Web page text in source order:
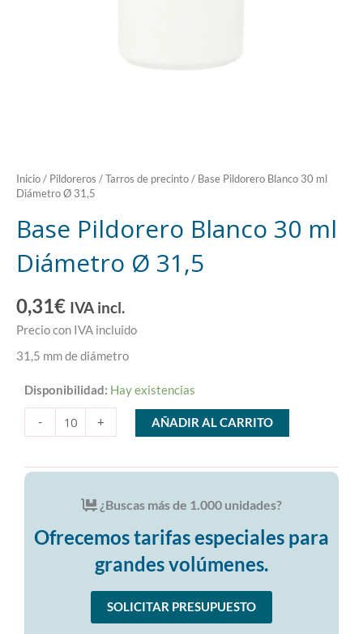
Inicio/ Pildoreros / Tarros de precinto/ Base Pildorero Blanco 30 ml
Diámetro Ø 31,5
Base Pildorero Blanco 30 ml
Diámetro Ø 31,5
0,31€ IVA incl.
Precio con IVA incluido
31,5 mm de diámetro
Disponibilidad: Hay existencias
-
Base
Pildorero
Blanco
30
Diámetro
+ AÑADIR AL CARRITO
¿Buscas más de 1.000 unidades?
Ofrecemos tarifas especiales para
grandes volúmenes.
SOLICITAR PRESUPUESTO